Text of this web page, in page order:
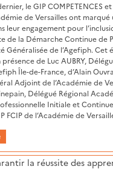
le GIP COMPETENCES
de Versailles ont
leur engagement pour
de la Démarche Continue de
Généralisée de l’Agefiph. Cet
présence de Luc AUBRY,
Île-de-France, d’Alain
Adjoint de l’Académie de
Délégué Régional
Initiale et
FCIP de l’Académie de